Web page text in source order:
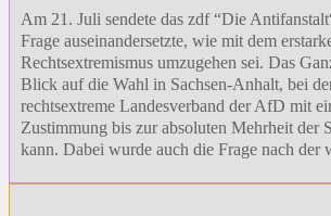
Am 21. Juli sendete das zdf “Die
Frage auseinandersetzte, wie mit dem
Rechtsextremismus umzugehen sei. Das
Blick auf die Wahl in Sachsen-Anhalt, bei
rechtsextreme Landesverband der AfD mit
Zustimmung bis zur absoluten Mehrheit der
kann. Dabei wurde auch die Frage nach der